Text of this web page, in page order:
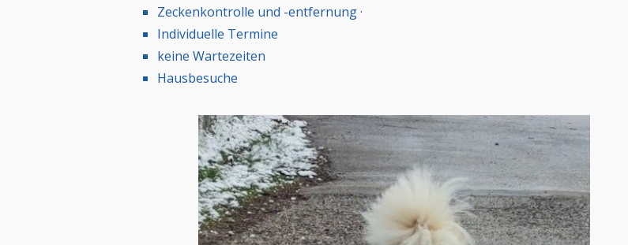
Zeckenkontrolle und -entfernung ·
Individuelle Termine
keine Wartezeiten
Hausbesuche